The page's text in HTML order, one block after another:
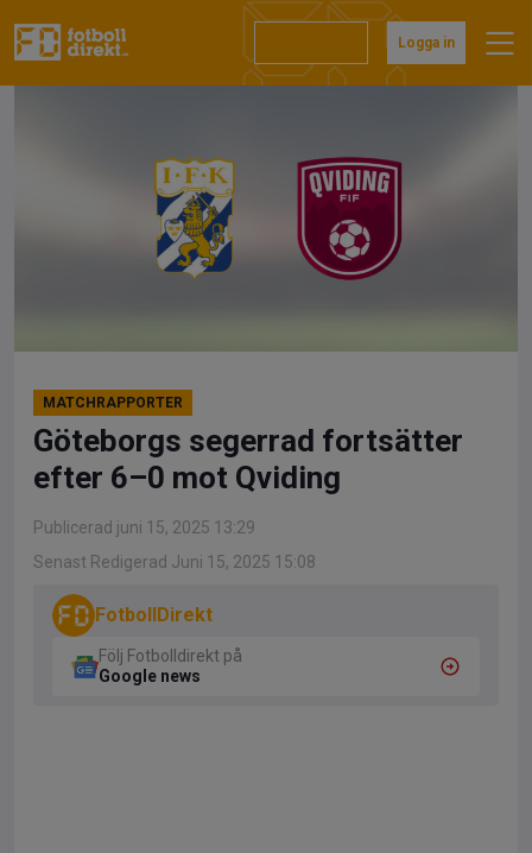
till
Logga in
MATCHRAPPORTER
Göteborgs segerrad fortsätter
efter 6–0 mot Qviding
Publicerad juni 15, 2025 13:29
Senast Redigerad Juni 15, 2025 15:08
FotbollDirekt
Följ Fotbolldirekt på
Google news